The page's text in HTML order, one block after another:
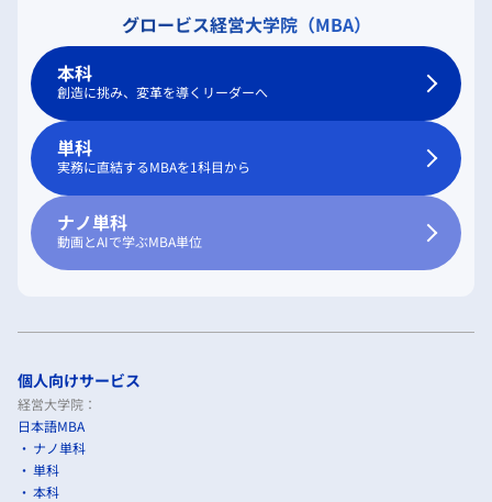
グロービス経営大学院（MBA）
本科
創造に挑み、変革を導くリーダーへ
単科
実務に直結するMBAを1科目から
ナノ単科
動画とAIで学ぶMBA単位
個人向けサービス
経営大学院：
日本語MBA
ナノ単科
単科
本科